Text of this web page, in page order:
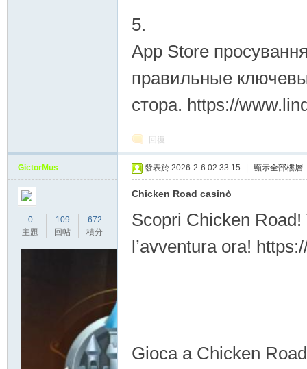
5.
App Store
правильные
стора. https://
回復
GictorMus
0
主題
109
回帖
672
積分
發表於 2026-2-6 02:33:15 顯示全部樓層
Chicken Road casinò
Scopri Chicken
l’avventura ora!
Gioca a Chicken